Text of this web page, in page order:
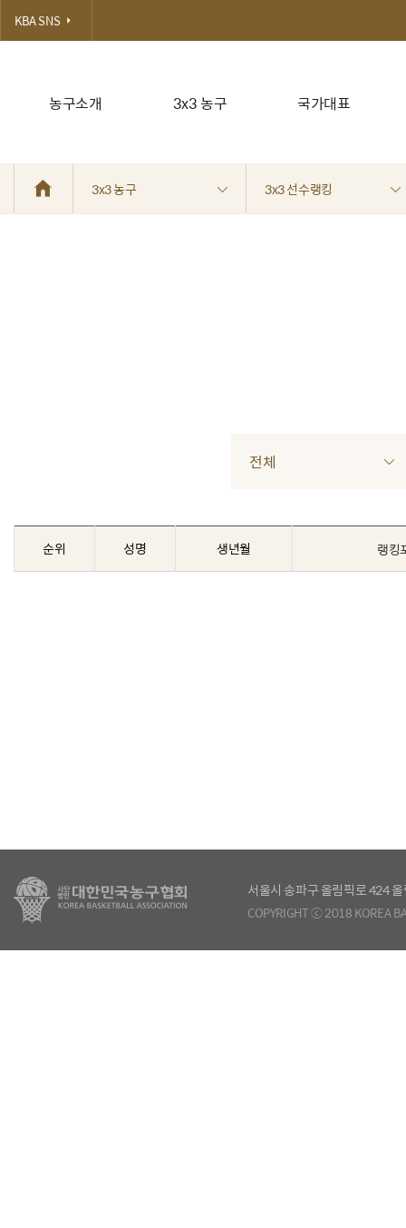
농구소개 3x3 농구 국가대표
KBA SNS
3x3 농구 3x3 선수랭킹
전체
순위 성명 생년월 랭킹
서울시 송파구 올림픽로 424
COPYRIGHT ⓒ 2018 KOREA